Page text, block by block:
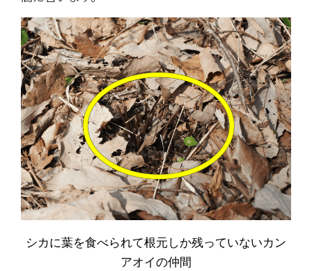
シカに葉を食べられて根元しか残っていないカン
アオイの仲間